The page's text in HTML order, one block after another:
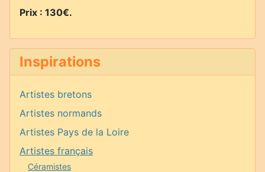
Prix : 130€.
Inspirations
Artistes bretons
Artistes normands
Artistes Pays de la Loire
Artistes français
Céramistes